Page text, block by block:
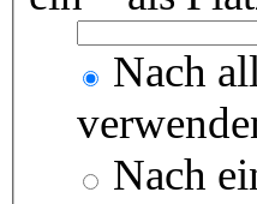
Nach
Nach